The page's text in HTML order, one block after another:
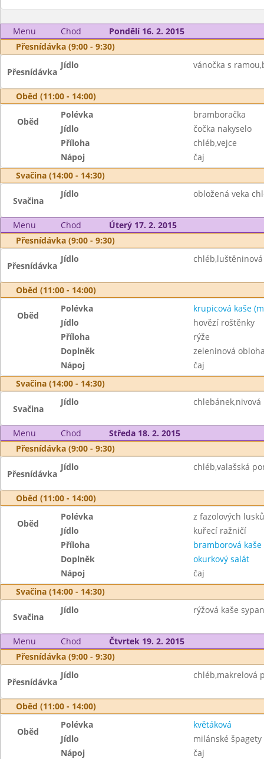
Menu Chod
Pondělí 16. 2. 2015
Přesnídávka (9:00 - 9:30)
Přesnídávka
Jídlo vánočka s
Oběd (11:00 - 14:00)
Oběd
Polévka
bramboračka
Jídlo
čočka nakyselo
Příloha
chléb,vejce
Nápoj
čaj
Svačina (14:00 - 14:30)
Svačina
Jídlo obložená veka
Menu Chod
Úterý 17. 2. 2015
Přesnídávka (9:00 - 9:30)
Přesnídávka
Jídlo
Oběd (11:00 - 14:00)
Oběd
Polévka
krupicová kaše
Jídlo
hovězí roštěnky
Příloha
rýže
Doplněk
zeleninová
Nápoj
čaj
Svačina (14:00 - 14:30)
Svačina
Jídlo
Menu Chod
Středa 18. 2. 2015
Přesnídávka (9:00 - 9:30)
Přesnídávka
Jídlo chléb,valašská
Oběd (11:00 - 14:00)
Oběd
Polévka
z fazolových
Jídlo
kuřecí ražničí
Příloha
bramborová kaše
Doplněk
okurkový salát
Nápoj
čaj
Svačina (14:00 - 14:30)
Svačina
Jídlo rýžová kaše
Menu Chod
Čtvrtek 19. 2. 2015
Přesnídávka (9:00 - 9:30)
Přesnídávka
Jídlo chléb,makrelová
Oběd (11:00 - 14:00)
Oběd
Polévka
květáková
Jídlo
milánské špagety
Nápoj
čaj